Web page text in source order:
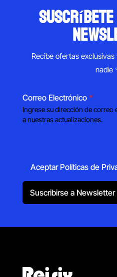
Recibe ofertas
nadie
Correo Electrónico *
Ingrese su dirección de
a nuestras actualizaciones.
Aceptar Políticas de
Suscribirse a Newsletter